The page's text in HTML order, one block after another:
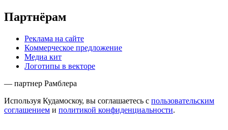
Партнёрам
Реклама на сайте
Коммерческое предложение
Медиа кит
Логотипы в векторе
— партнер Рамблера
Используя Кудамоскоу, вы соглашаетесь с пользовательским
соглашением и политикой конфиденциальности.